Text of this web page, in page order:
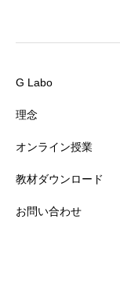
G Labo
理念
オンライン授業
教材ダウンロード
お問い合わせ